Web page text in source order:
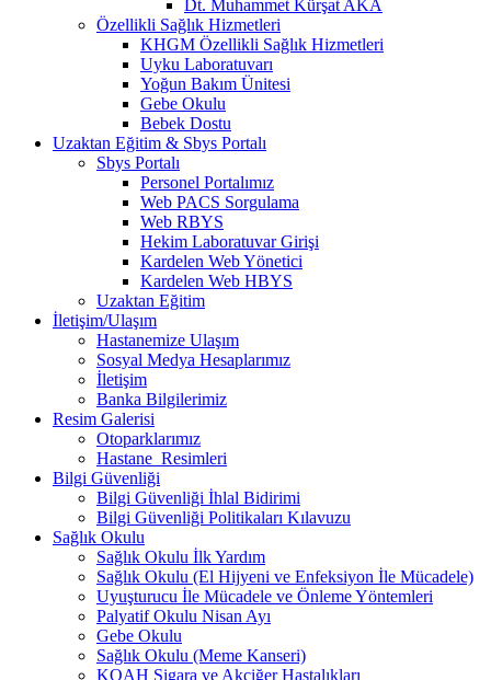
Dt. Muhammet Kürşat AKA
Özellikli Sağlık Hizmetleri
KHGM Özellikli Sağlık Hizmetleri
Uyku Laboratuvarı
Yoğun Bakım Ünitesi
Gebe Okulu
Bebek Dostu
Uzaktan Eğitim & Sbys Portalı
Sbys Portalı
Personel Portalımız
Web PACS Sorgulama
Web RBYS
Hekim Laboratuvar Girişi
Kardelen Web Yönetici
Kardelen Web HBYS
Uzaktan Eğitim
İletişim/Ulaşım
Hastanemize Ulaşım
Sosyal Medya Hesaplarımız
İletişim
Banka Bilgilerimiz
Resim Galerisi
Otoparklarımız
Hastane_Resimleri
Bilgi Güvenliği
Bilgi Güvenliği İhlal Bidirimi
Bilgi Güvenliği Politikaları Kılavuzu
Sağlık Okulu
Sağlık Okulu İlk Yardım
Sağlık Okulu (El Hijyeni ve Enfeksiyon İle Mücadele)
Uyuşturucu İle Mücadele ve Önleme Yöntemleri
Palyatif Okulu Nisan Ayı
Gebe Okulu
Sağlık Okulu (Meme Kanseri)
KOAH Sigara ve Akciğer Hastalıkları